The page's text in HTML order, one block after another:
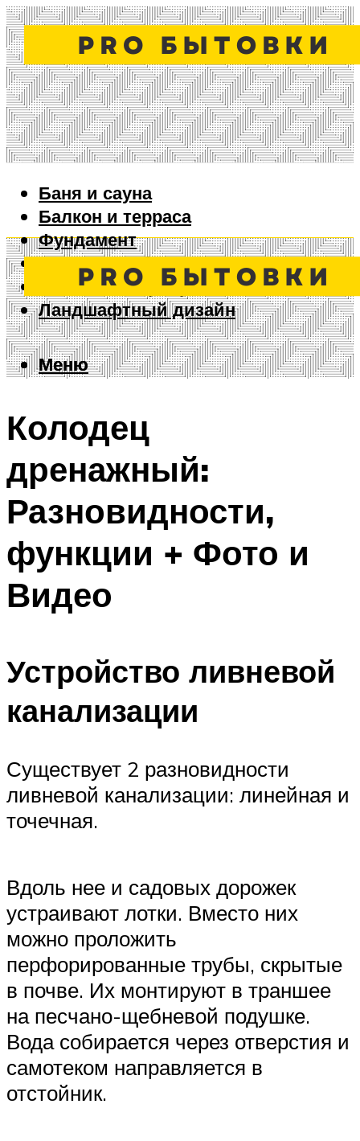
Баня и сауна
Балкон и терраса
Фундамент
Ворота и забор
Дизайн интерьера
Ландшафтный дизайн
Меню
Меню
Колодец
дренажный:
Разновидности,
функции + Фото и
Видео
Устройство ливневой
канализации
Существует 2 разновидности
ливневой канализации: линейная и
точечная.
Вдоль нее и садовых дорожек
устраивают лотки. Вместо них
можно проложить
перфорированные трубы, скрытые
в почве. Их монтируют в траншее
на песчано-щебневой подушке.
Вода собирается через отверстия и
самотеком направляется в
отстойник.